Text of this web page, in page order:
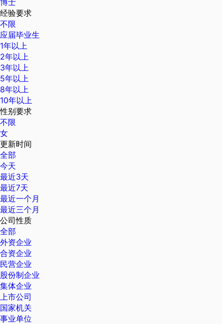
经验要求
不限
应届毕业生
1年以上
2年以上
3年以上
5年以上
8年以上
10年以上
性别要求
不限
女
更新时间
全部
今天
最近3天
最近7天
最近一个月
最近三个月
公司性质
全部
外资企业
合资企业
民营企业
股份制企业
集体企业
上市公司
国家机关
事业单位